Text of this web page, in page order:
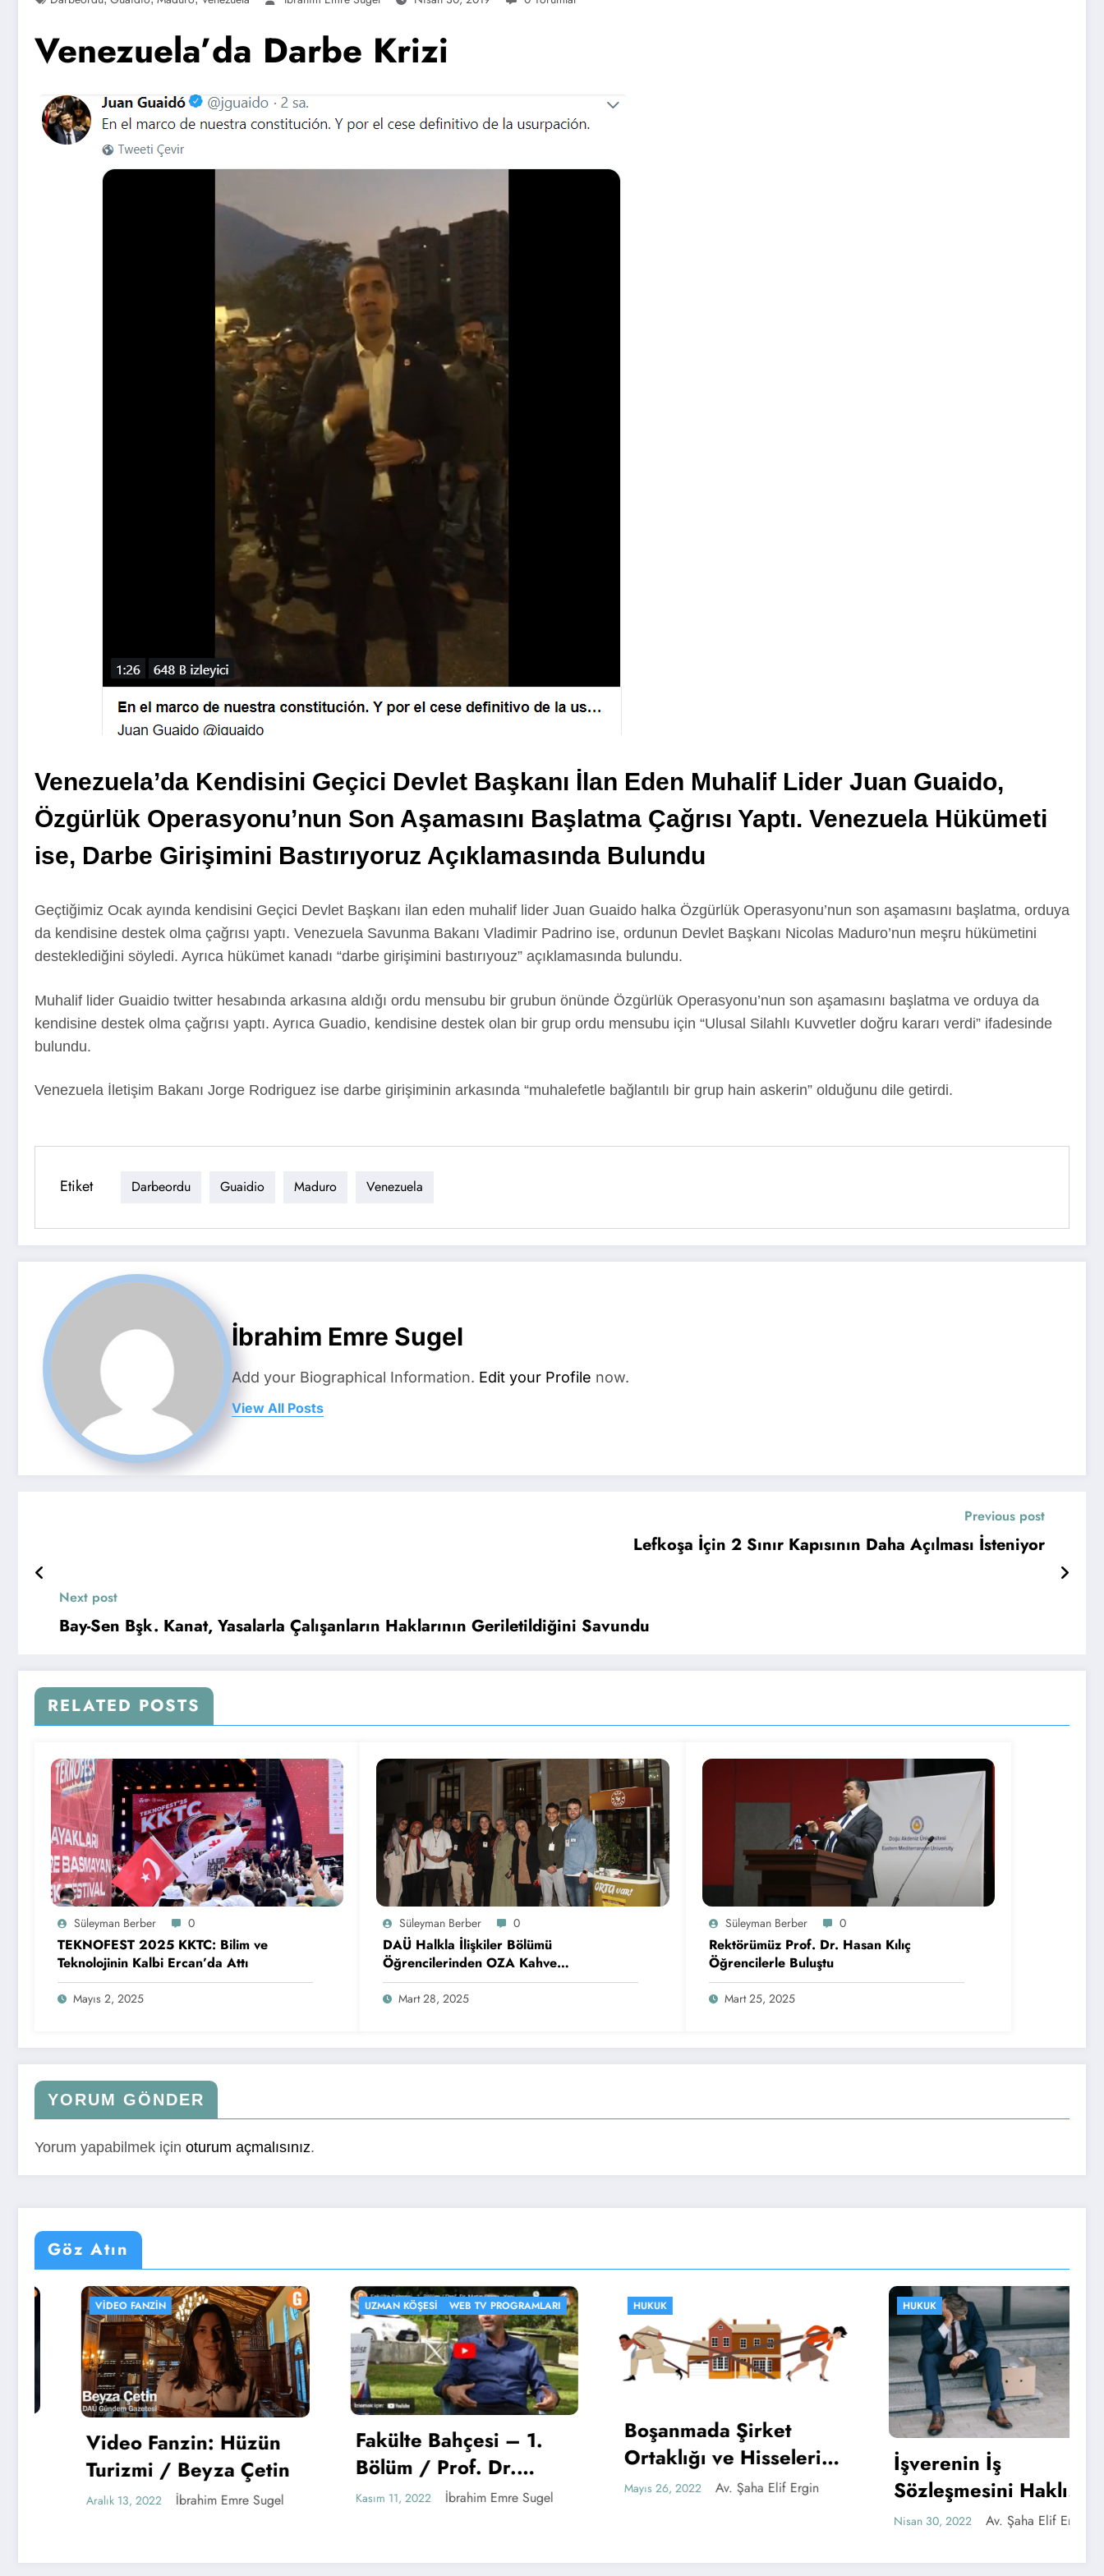
Venezuela’da Darbe Krizi
Venezuela’da Kendisini Geçici Devlet Başkanı İlan Eden Muhalif Lider Juan Guaido,
Özgürlük Operasyonu’nun Son Aşamasını Başlatma Çağrısı Yaptı. Venezuela Hükümeti
ise, Darbe Girişimini Bastırıyoruz Açıklamasında Bulundu
Geçtiğimiz Ocak ayında kendisini Geçici Devlet Başkanı ilan eden muhalif lider Juan Guaido halka Özgürlük Operasyonu’nun son aşamasını başlatma, orduya
da kendisine destek olma çağrısı yaptı. Venezuela Savunma Bakanı Vladimir Padrino ise, ordunun Devlet Başkanı Nicolas Maduro’nun meşru hükümetini
desteklediğini söyledi. Ayrıca hükümet kanadı “darbe girişimini bastırıyouz” açıklamasında bulundu.
Muhalif lider Guaidio twitter hesabında arkasına aldığı ordu mensubu bir grubun önünde Özgürlük Operasyonu’nun son aşamasını başlatma ve orduya da
kendisine destek olma çağrısı yaptı. Ayrıca Guadio, kendisine destek olan bir grup ordu mensubu için “Ulusal Silahlı Kuvvetler doğru kararı verdi” ifadesinde
bulundu.
Venezuela İletişim Bakanı Jorge Rodriguez ise darbe girişiminin arkasında “muhalefetle bağlantılı bir grup hain askerin” olduğunu dile getirdi.
Etiket Darbeordu Guaidio Maduro Venezuela
İbrahim Emre Sugel
Add your Biographical Information. Edit your Profile now.
View All Posts
Previous post
Lefkoşa İçin 2 Sınır Kapısının Daha Açılması İsteniyor
Next post
Bay-Sen Bşk. Kanat, Yasalarla Çalışanların Haklarının Geriletildiğini Savundu
RELATED POSTS
Süleyman Berber 0
TEKNOFEST 2025 KKTC: Bilim ve
Teknolojinin Kalbi Ercan’da Attı
Mayıs 2, 2025
Süleyman Berber 0
DAÜ Halkla İlişkiler Bölümü
Öğrencilerinden OZA Kahve
Sponsorluğunda Lezzetli Bir Etkinlik
Mart 28, 2025
Süleyman Berber 0
Rektörümüz Prof. Dr. Hasan Kılıç
Öğrencilerle Buluştu
Mart 25, 2025
YORUM GÖNDER
Yorum yapabilmek için oturum açmalısınız.
Göz Atın
VIDEO FANZIN
Video Fanzin: Hüzün
Turizmi / Beyza Çetin
Aralık 13, 2022 İbrahim Emre Sugel
UZMAN KÖŞESI WEB TV PROGRAMLARI
Fakülte Bahçesi – 1.
Bölüm / Prof. Dr.
Metin Ersoy – Yeni
Kasım 11, 2022 İbrahim Emre Sugel
Boşanmada Şirket
Ortaklığı ve Hisselerin
Durumu
Mayıs 26, 2022 Av. Şaha Elif Ergin
İşverenin İş
Sözleşmesini Haklı
Nedenle Fesih Hakkı
Nisan 30, 2022 Av. Şaha Elif Ergin